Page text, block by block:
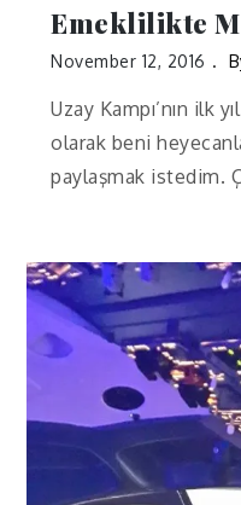
Emeklilikte
November 12, 2016
Uzay Kampı’nın ilk
olarak beni
paylaşmak istedim.